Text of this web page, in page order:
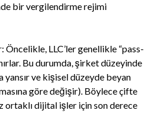
bir vergilendirme rejimi
Öncelikle, LLC’ler genellikle “pass-
Bu durumda, şirket düzeyinde
ve kişisel düzeyde beyan
göre değişir). Böylece çifte
dijital işler için son derece